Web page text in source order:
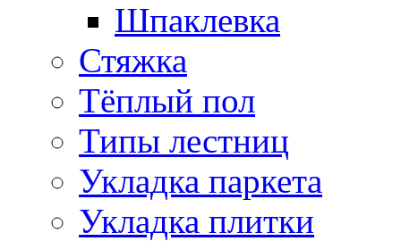
Шпаклевка
Стяжка
Тёплый пол
Типы лестниц
Укладка паркета
Укладка плитки